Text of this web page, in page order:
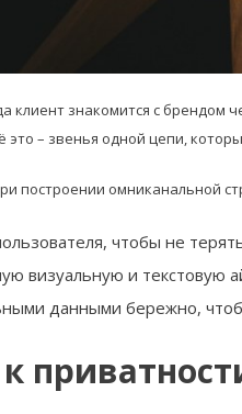
клиент знакомится с
– звенья одной цепи,
построении омниканальной
чтобы не
визуальную и текстовую
данными бережно,